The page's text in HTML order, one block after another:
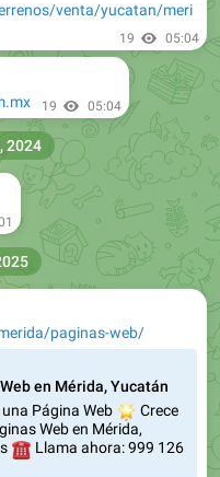
venta/yucatan/meri
19 05:04
19 05:04
2024
paginas-web/
en Mérida, Yucatán
Página Web
Crece
Web en Mérida,
Llama ahora: 999 126